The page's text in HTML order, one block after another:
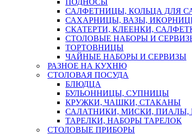
ПОДНОСЫ
САЛФЕТНИЦЫ, КОЛЬЦА ДЛЯ
САХАРНИЦЫ, ВАЗЫ,
СКАТЕРТИ, КЛЕЕНКИ,
СТОЛОВЫЕ НАБОРЫ И
ТОРТОВНИЦЫ
ЧАЙНЫЕ НАБОРЫ И СЕРВИЗЫ
РАЗНОЕ НА КУХНЮ
СТОЛОВАЯ ПОСУДА
БЛЮДЦА
БУЛЬОННИЦЫ, СУПНИЦЫ
КРУЖКИ, ЧАШКИ, СТАКАНЫ
САЛАТНИКИ, МИСКИ, ПИАЛЫ,
ТАРЕЛКИ, НАБОРЫ ТАРЕЛОК
СТОЛОВЫЕ ПРИБОРЫ